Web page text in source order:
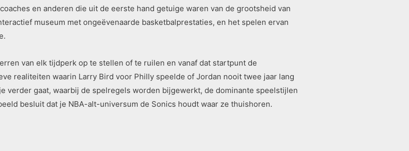
en anderen die uit de eerste hand getuige waren van de grootsheid van
museum met ongeëvenaarde basketbalprestaties, en het spelen ervan
van elk tijdperk op te stellen of te ruilen en vanaf dat startpunt de
realiteiten waarin Larry Bird voor Philly speelde of Jordan nooit twee jaar lang
verder gaat, waarbij de spelregels worden bijgewerkt, de dominante speelstijlen
besluit dat je NBA-alt-universum de Sonics houdt waar ze thuishoren.